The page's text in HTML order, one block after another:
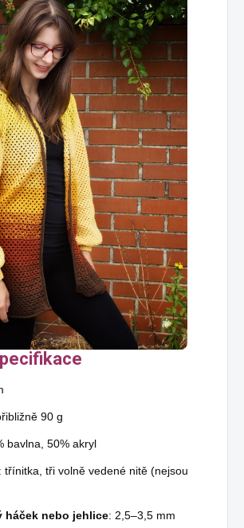
90 g
bavlna, 50% akryl
: třínitka, tři volně vedené nitě (nejsou
háček nebo jehlice: 2,5–3,5 mm